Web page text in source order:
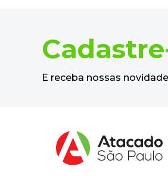
E receba nossas